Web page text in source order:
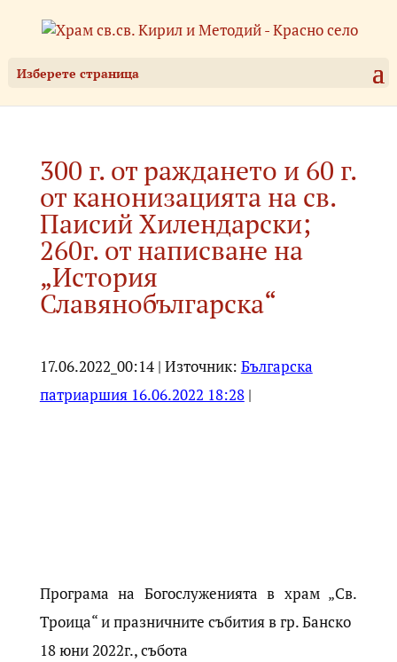
Изберете страница
300 г. от раждането и 60 г.
от канонизацията на св.
Паисий Хилендарски;
260г. от написване на
„История
Славянобългарска“
17.06.2022_00:14 | Източник: Българска
патриаршия 16.06.2022 18:28|
Програма на Богослуженията в храм „Св.
Троица“ и празничните събития в гр. Банско
18 юни 2022г., събота